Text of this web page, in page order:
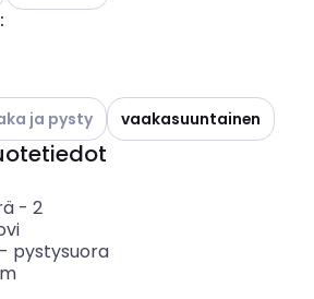
:
vaihtoehdot
käytettävissä olevat vaihtoehdot
ja pysty vaakasuuntainen
- 2
pystysuora